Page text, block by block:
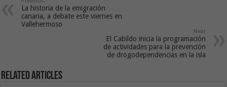
La historia de la emigración
canaria, a debate este viernes en
Vallehermoso
Next
El Cabildo inicia la programación
de actividades para la prevención
de drogodependencias en la isla
Related Articles